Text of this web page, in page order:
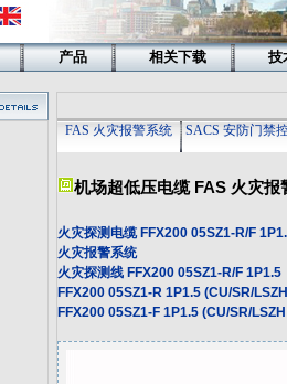
产品 相关下载 技
FAS 火灾报警系统 SACS 安防门禁
机场超低压电缆 FAS 火灾报
火灾探测电缆 FFX200 05SZ1-R/F
火灾报警系统
火灾探测线 FFX200 05SZ1-R/F 1P1.5
FFX200 05SZ1-R 1P1.5 (CU/SR/
FFX200 05SZ1-F 1P1.5 (CU/SR/